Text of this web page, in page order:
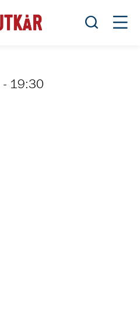
Öppna
- 19:30